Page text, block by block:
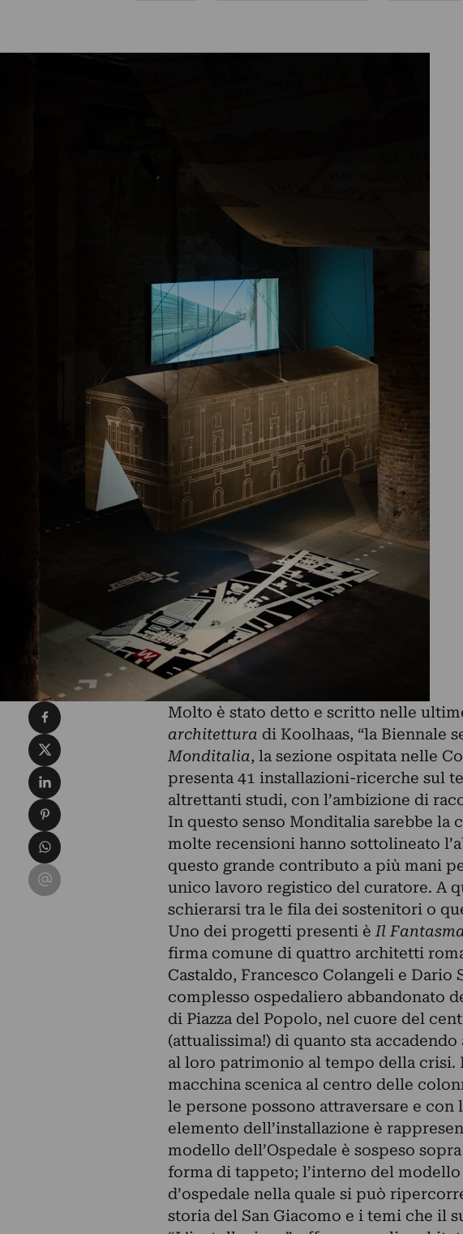
Molto è stato detto e scritto nelle
architettura di Koolhaas, “la Biennale
Monditalia, la sezione ospitata nelle
presenta 41 installazioni-ricerche sul
altrettanti studi, con l’ambizione di
In questo senso Monditalia sarebbe la
molte recensioni hanno sottolineato
questo grande contributo a più mani
unico lavoro registico del curatore. A
schierarsi tra le fila dei sostenitori o
Uno dei progetti presenti è Il
firma comune di quattro architetti
Castaldo, Francesco Colangeli e
complesso ospedaliero abbandonato
di Piazza del Popolo, nel cuore del
(attualissima!) di quanto sta
al loro patrimonio al tempo della crisi.
macchina scenica al centro delle
le persone possono attraversare e
elemento dell’installazione è
modello dell’Ospedale è sospeso
forma di tappeto; l’interno del
d’ospedale nella quale si può
storia del San Giacomo e i temi che il
Condividi su Facebook
Condividi su X
Condividi su LinkedIn
Condividi su Pinterest
Condividi su WhatsApp
Condividi su Email